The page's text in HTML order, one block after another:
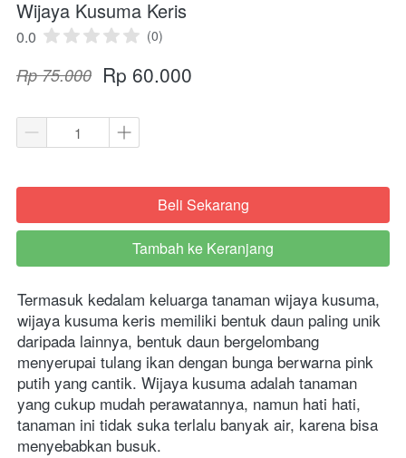
Wijaya Kusuma Keris
0.0 (0)
Rp 75.000 Rp 60.000
`Beli Sekarang
`
Tambah ke Keranjang
Termasuk kedalam keluarga tanaman wijaya kusuma,
wijaya kusuma keris memiliki bentuk daun paling unik
daripada lainnya, bentuk daun bergelombang
menyerupai tulang ikan dengan bunga berwarna pink
putih yang cantik. Wijaya kusuma adalah tanaman
yang cukup mudah perawatannya, namun hati hati,
tanaman ini tidak suka terlalu banyak air, karena bisa
menyebabkan busuk.